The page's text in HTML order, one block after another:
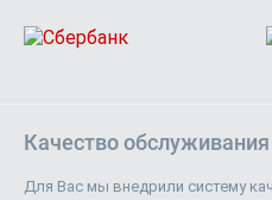
Качество обслуживания
Для Вас мы внедрили систему